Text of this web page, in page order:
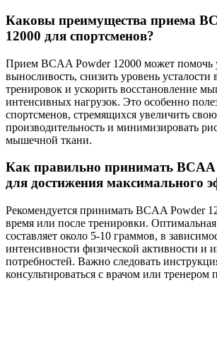
Каковы преимущества приема
12000 для спортсменов?
Прием BCAA Powder 12000 может помочь
выносливость, снизить уровень усталости
тренировок и ускорить восстановление
интенсивных нагрузок. Это особенно
спортсменов, стремящихся увеличить свою
производительность и минимизировать
мышечной ткани.
Как правильно принимать BCAA
для достижения максимального
Рекомендуется принимать BCAA Powder
время или после тренировки. Оптимальная
составляет около 5-10 граммов, в
интенсивности физической активности и
потребностей. Важно следовать
консультироваться с врачом или тренером